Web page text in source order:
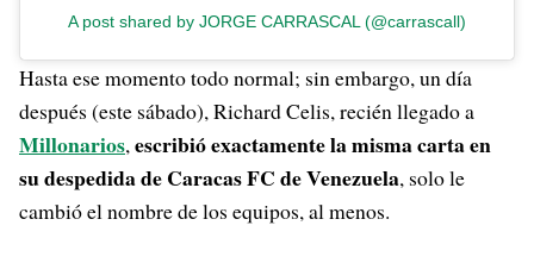
A post shared by JORGE CARRASCAL (@carrascall)
Hasta ese momento todo normal; sin embargo, un día
después (este sábado), Richard Celis, recién llegado a
Millonarios,escribió exactamente la misma carta en
su despedida de Caracas FC de Venezuela, solo le
cambió el nombre de los equipos, al menos.